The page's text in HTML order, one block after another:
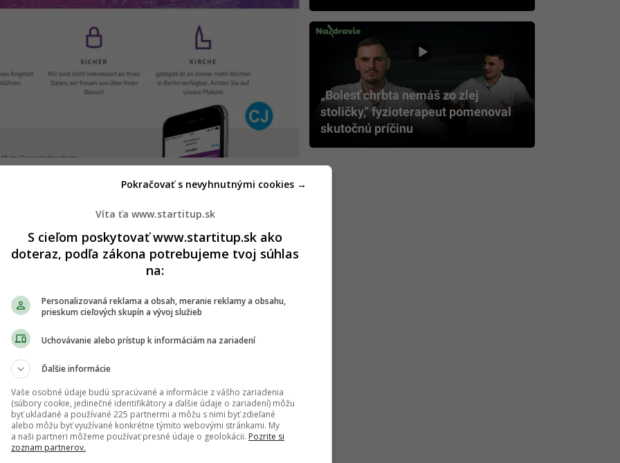
že
cirkevné stavby sú stále miestami pre
založení ako kedysi, ale cirkev sa potrebuje
a najmä bezpečnéWi-Fi pripojenie.
spustenia tohto projektu je prilákať ľudí
ku ktorým budú mať prístup, sú v tomto
vôbec nezaujímajú.
„Bolesť chrbta nemáš zo zlej
stoličky,” fyzioterapeut pomenoval
skutočnú príčinu
Víta ťa www.startitup.sk
S cieľom poskytovať www.startitup.sk ako
doteraz, podľa zákona potrebujeme tvoj súhlas
na:
Personalizovaná reklama a obsah, meranie reklamy a obsahu,
prieskum cieľových skupín a vývoj služieb
Uchovávanie alebo prístup k informáciám na zariadení
Ďalšie informácie
Vaše osobné údaje budú spracúvané a informácie z vášho zariadenia
(súbory cookie, jedinečné identifikátory a ďalšie údaje o zariadení) môžu
byť ukladané a používané 225 partnermi a môžu s nimi byť zdieľané
alebo môžu byť využívané konkrétne týmito webovými stránkami. My
a naši partneri môžeme používať presné údaje o geolokácii. Pozrite si
zoznam partnerov.
Pokračovať s nevyhnutnými cookies →